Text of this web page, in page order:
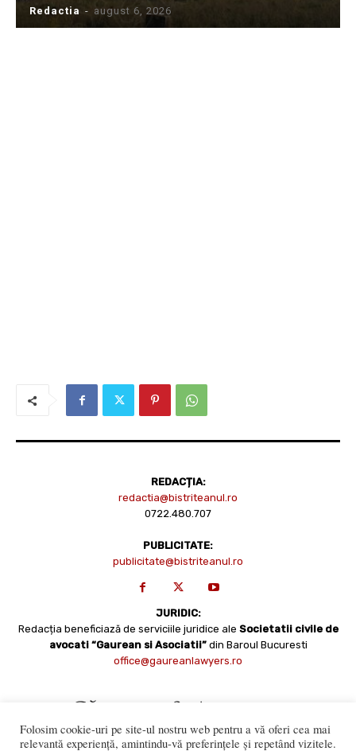
Redactia - august 6, 2026
REDACȚIA:
redactia@bistriteanul.ro
0722.480.707
PUBLICITATE:
publicitate@bistriteanul.ro
JURIDIC:
Redacția beneficiază de serviciile juridice ale Societatii civile de
avocati “Gaurean si Asociatii” din Baroul Bucuresti
office@gaureanlawyers.ro
Folosim cookie-uri pe site-ul nostru web pentru a vă oferi cea mai
relevantă experiență, amintindu-vă preferințele și repetând vizitele.